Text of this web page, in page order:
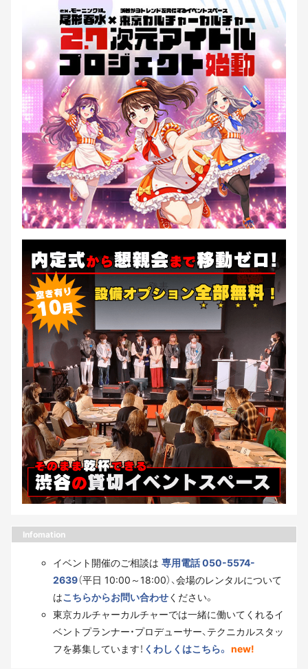
Infomation
イベント開催のご相談は 専用電話 050-5574-
2639（平日 10:00～18:00）、会場のレンタルについて
はこちらからお問い合わせください。
東京カルチャーカルチャーでは一緒に働いてくれるイ
ベントプランナー・プロデューサー、テクニカルスタッ
フを募集しています！ くわしくはこちら。 new!